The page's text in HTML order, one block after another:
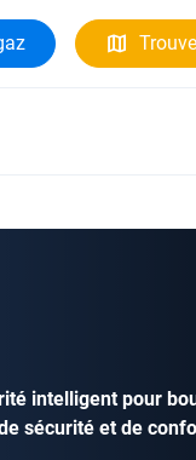
intelligent pour
sécurité et de